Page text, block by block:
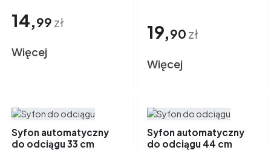
14,99 zł
Więcej
19,90 zł
Więcej
Syfon automatyczny
do odciągu 33 cm
Syfon automatyczny
do odciągu 44 cm